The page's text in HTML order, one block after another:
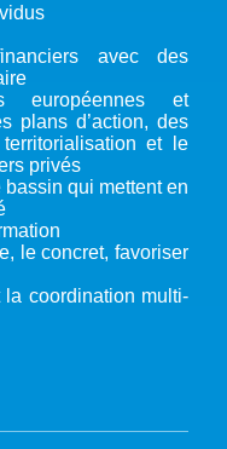
avec des
européennes et
plans d’action, des
et le
privés
bassin qui mettent en
le concret, favoriser
la coordination multi-